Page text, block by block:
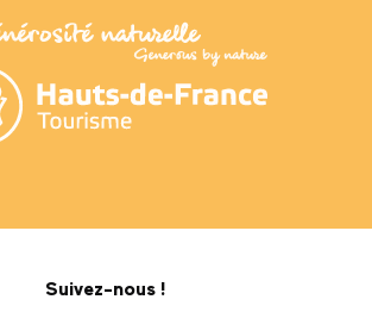
Suivez-nous !